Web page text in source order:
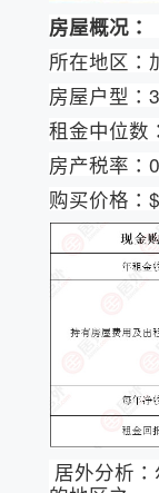
房屋概况：
所在地区：
房屋户型：
租金中位数
房产税率：
购买价格：
居外分析